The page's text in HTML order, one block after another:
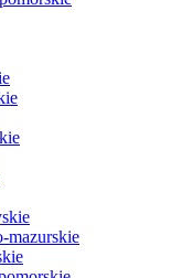
mazurskie